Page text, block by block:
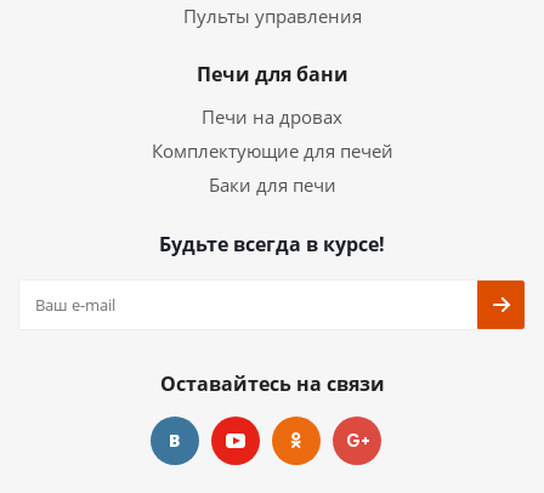
Пульты управления
Печи для бани
Печи на дровах
Комплектующие для печей
Баки для печи
Будьте всегда в курсе!
Оставайтесь на связи